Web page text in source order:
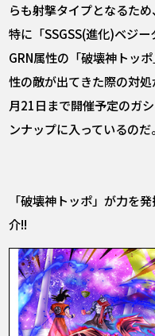
らも射撃タイプとなるた
特に「SSGSS(進化)ベジー
GRN属性の「破壊神トッ
性の敵が出てきた際の対
月21日まで開催予定のガ
ンナップに入っているのだ。
「破壊神トッポ」が力を
介!!